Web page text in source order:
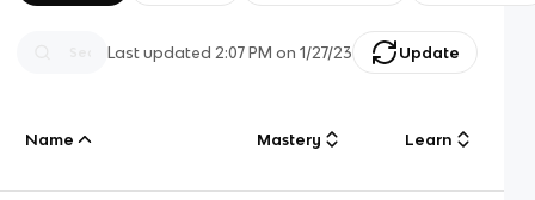
Last updated 2:07 PM on 1/27/23 Update
Name Mastery Learn